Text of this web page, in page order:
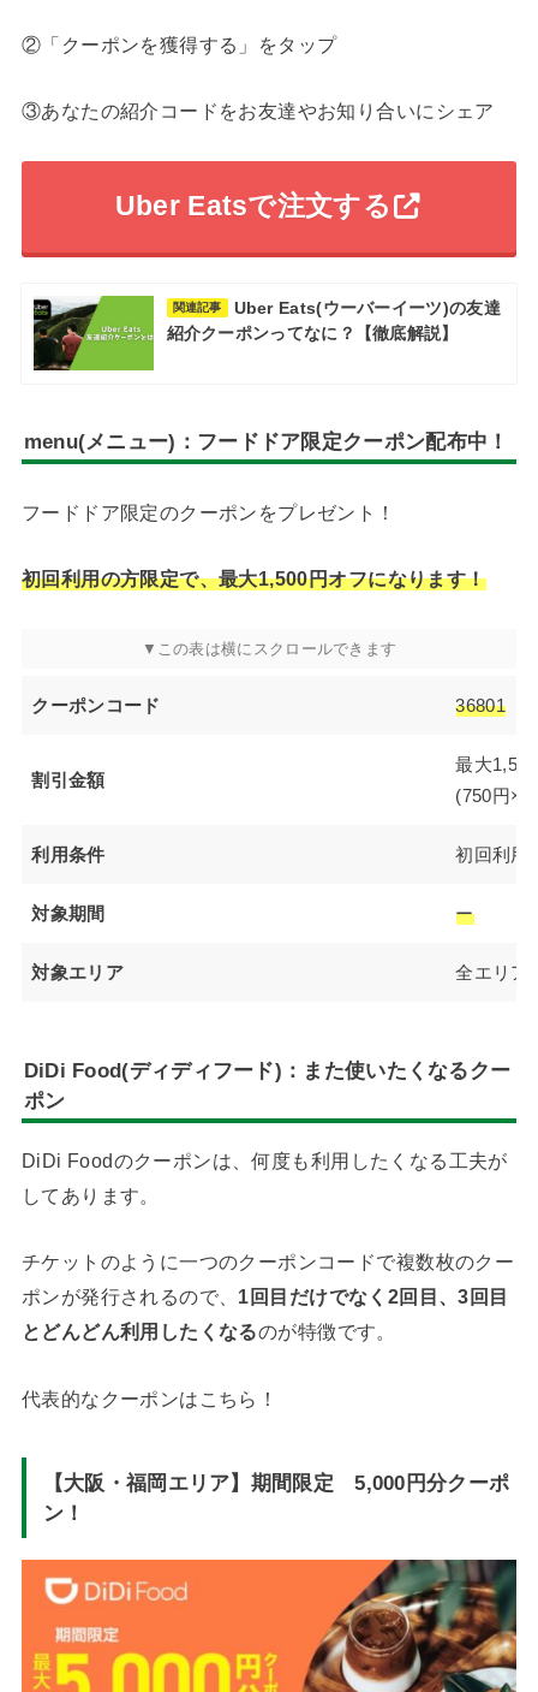
②「クーポンを獲得する」をタップ
③あなたの紹介コードをお友達やお知り合いにシェア
Uber Eatsで注文する
関連記事
Uber Eats(ウーバーイーツ)の友達
紹介クーポンってなに？【徹底解説】
menu(メニュー)：フードドア限定クーポン配布中！
フードドア限定のクーポンをプレゼント！
初回利用の方限定で、最大1,500円オフになります！
クーポンコード 36801
割引金額
最大
(750円×2
利用条件 初回利用
対象期間 ー
対象エリア 全エリア
DiDi Food(ディディフード)：また使いたくなるクー
ポン
DiDi Foodのクーポンは、何度も利用したくなる工夫が
してあります。
チケットのように一つのクーポンコードで複数枚のクー
ポンが発行されるので、 1回目だけでなく2回目、3回目
とどんどん利用したくなるのが特徴です。
代表的なクーポンはこちら！
【大阪・福岡エリア】期間限定 5,000円分クーポ
ン！